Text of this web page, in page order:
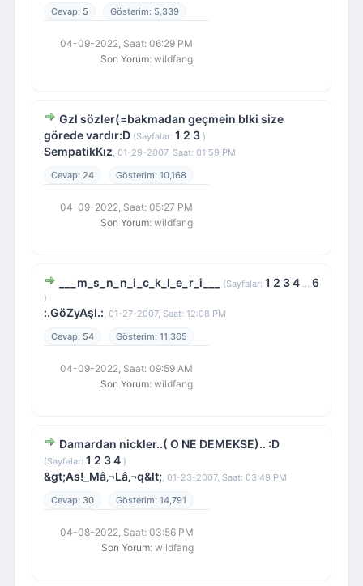
5
5,339
04-09-2022, Saat: 06:29 PM
Son Yorum: wildfang
Gzl sözler(=bakmadan geçmein blki size
görede vardır:D (Sayfalar: 1 2 3)
SempatikKız, 01-29-2007, Saat: 01:59 PM
24
10,168
04-09-2022, Saat: 05:27 PM
Son Yorum: wildfang
___m_s_n_n_i_c_k_l_e_r_i___ (Sayfalar: 1 2 34... 6
)
:.GöZyAşI.:, 01-27-2007, Saat: 12:08 PM
54
11,365
04-09-2022, Saat: 09:59 AM
Son Yorum: wildfang
Damardan nickler..( O NE DEMEKSE).. :D
(Sayfalar: 1 2 34)
&gt;As!_Mâ‚¬Lâ‚¬q&lt;, 01-23-2007, Saat: 03:49 PM
30
14,791
04-08-2022, Saat: 03:56 PM
Son Yorum: wildfang